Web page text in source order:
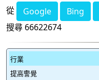
從 Google Bing
搜尋 66622674
行業
提高警覺